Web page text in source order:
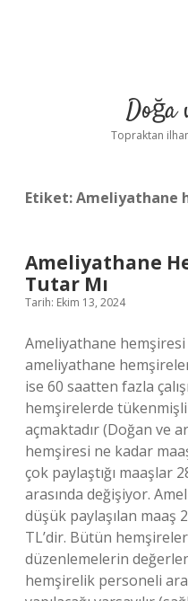
Doğa
Topraktan
Etiket:Ameliyathane
Ameliyathane
Tutar Mı
Tarih: Ekim 13, 2024
Ameliyathane hemşiresi
ameliyathane
ise 60 saatten fazla
hemşirelerde
açmaktadır (Doğan ve
hemşiresi ne kadar
çok paylaştığı maaşlar
arasında değişiyor.
düşük paylaşılan maaş
TL’dir. Bütün
düzenlemelerin
hemşirelik personeli